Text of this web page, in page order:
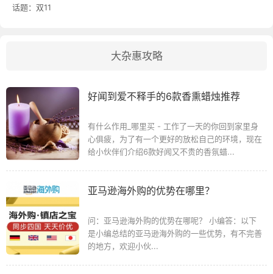
话题： 双11
大杂惠攻略
好闻到爱不释手的6款香熏蜡烛推荐
有什么作用_哪里买 - 工作了一天的你回到家里身
心俱疲，为了有一个更好的放松自己的环境，现在
给小伙伴们介绍6款好闻又不贵的香氛蜡...
亚马逊海外购的优势在哪里？
问：亚马逊海外购的优势在哪呢？ 小编答：以下
是小编总结的亚马逊海外购的一些优势，有不完善
的地方，欢迎小伙...